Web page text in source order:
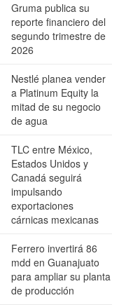
Gruma publica su
reporte financiero del
segundo trimestre de
2026
Nestlé planea vender
a Platinum Equity la
mitad de su negocio
de agua
TLC entre México,
Estados Unidos y
Canadá seguirá
impulsando
exportaciones
cárnicas mexicanas
Ferrero invertirá 86
mdd en Guanajuato
para ampliar su planta
de producción